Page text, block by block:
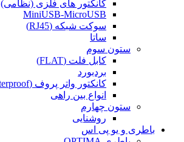
کانکتور های فلزی (نظامی)
MiniUSB-MicroUSB
سوکت شبکه (RJ45)
ساتا
ستون سوم
کابل فلت (FLAT)
بردبورد
کانکتور واتر پروف (Waterproof)
انواع بین راهی
ستون چهارم
روشنایی
باطری و یو پی اس